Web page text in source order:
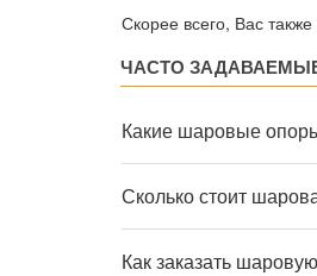
Скорее всего, Вас также
ЧАСТО
Какие шаровые
Сколько стоит
Как заказать